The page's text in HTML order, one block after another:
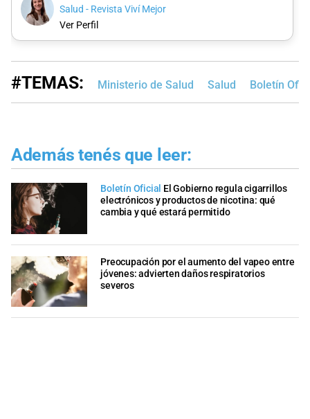
Salud - Revista Viví Mejor
Ver Perfil
#TEMAS: Ministerio de Salud Salud Boletín
Además tenés que leer:
Boletín Oficial El Gobierno regula cigarrillos
electrónicos y productos de nicotina: qué
cambia y qué estará permitido
Preocupación por el aumento del vapeo entre
jóvenes: advierten daños respiratorios
severos